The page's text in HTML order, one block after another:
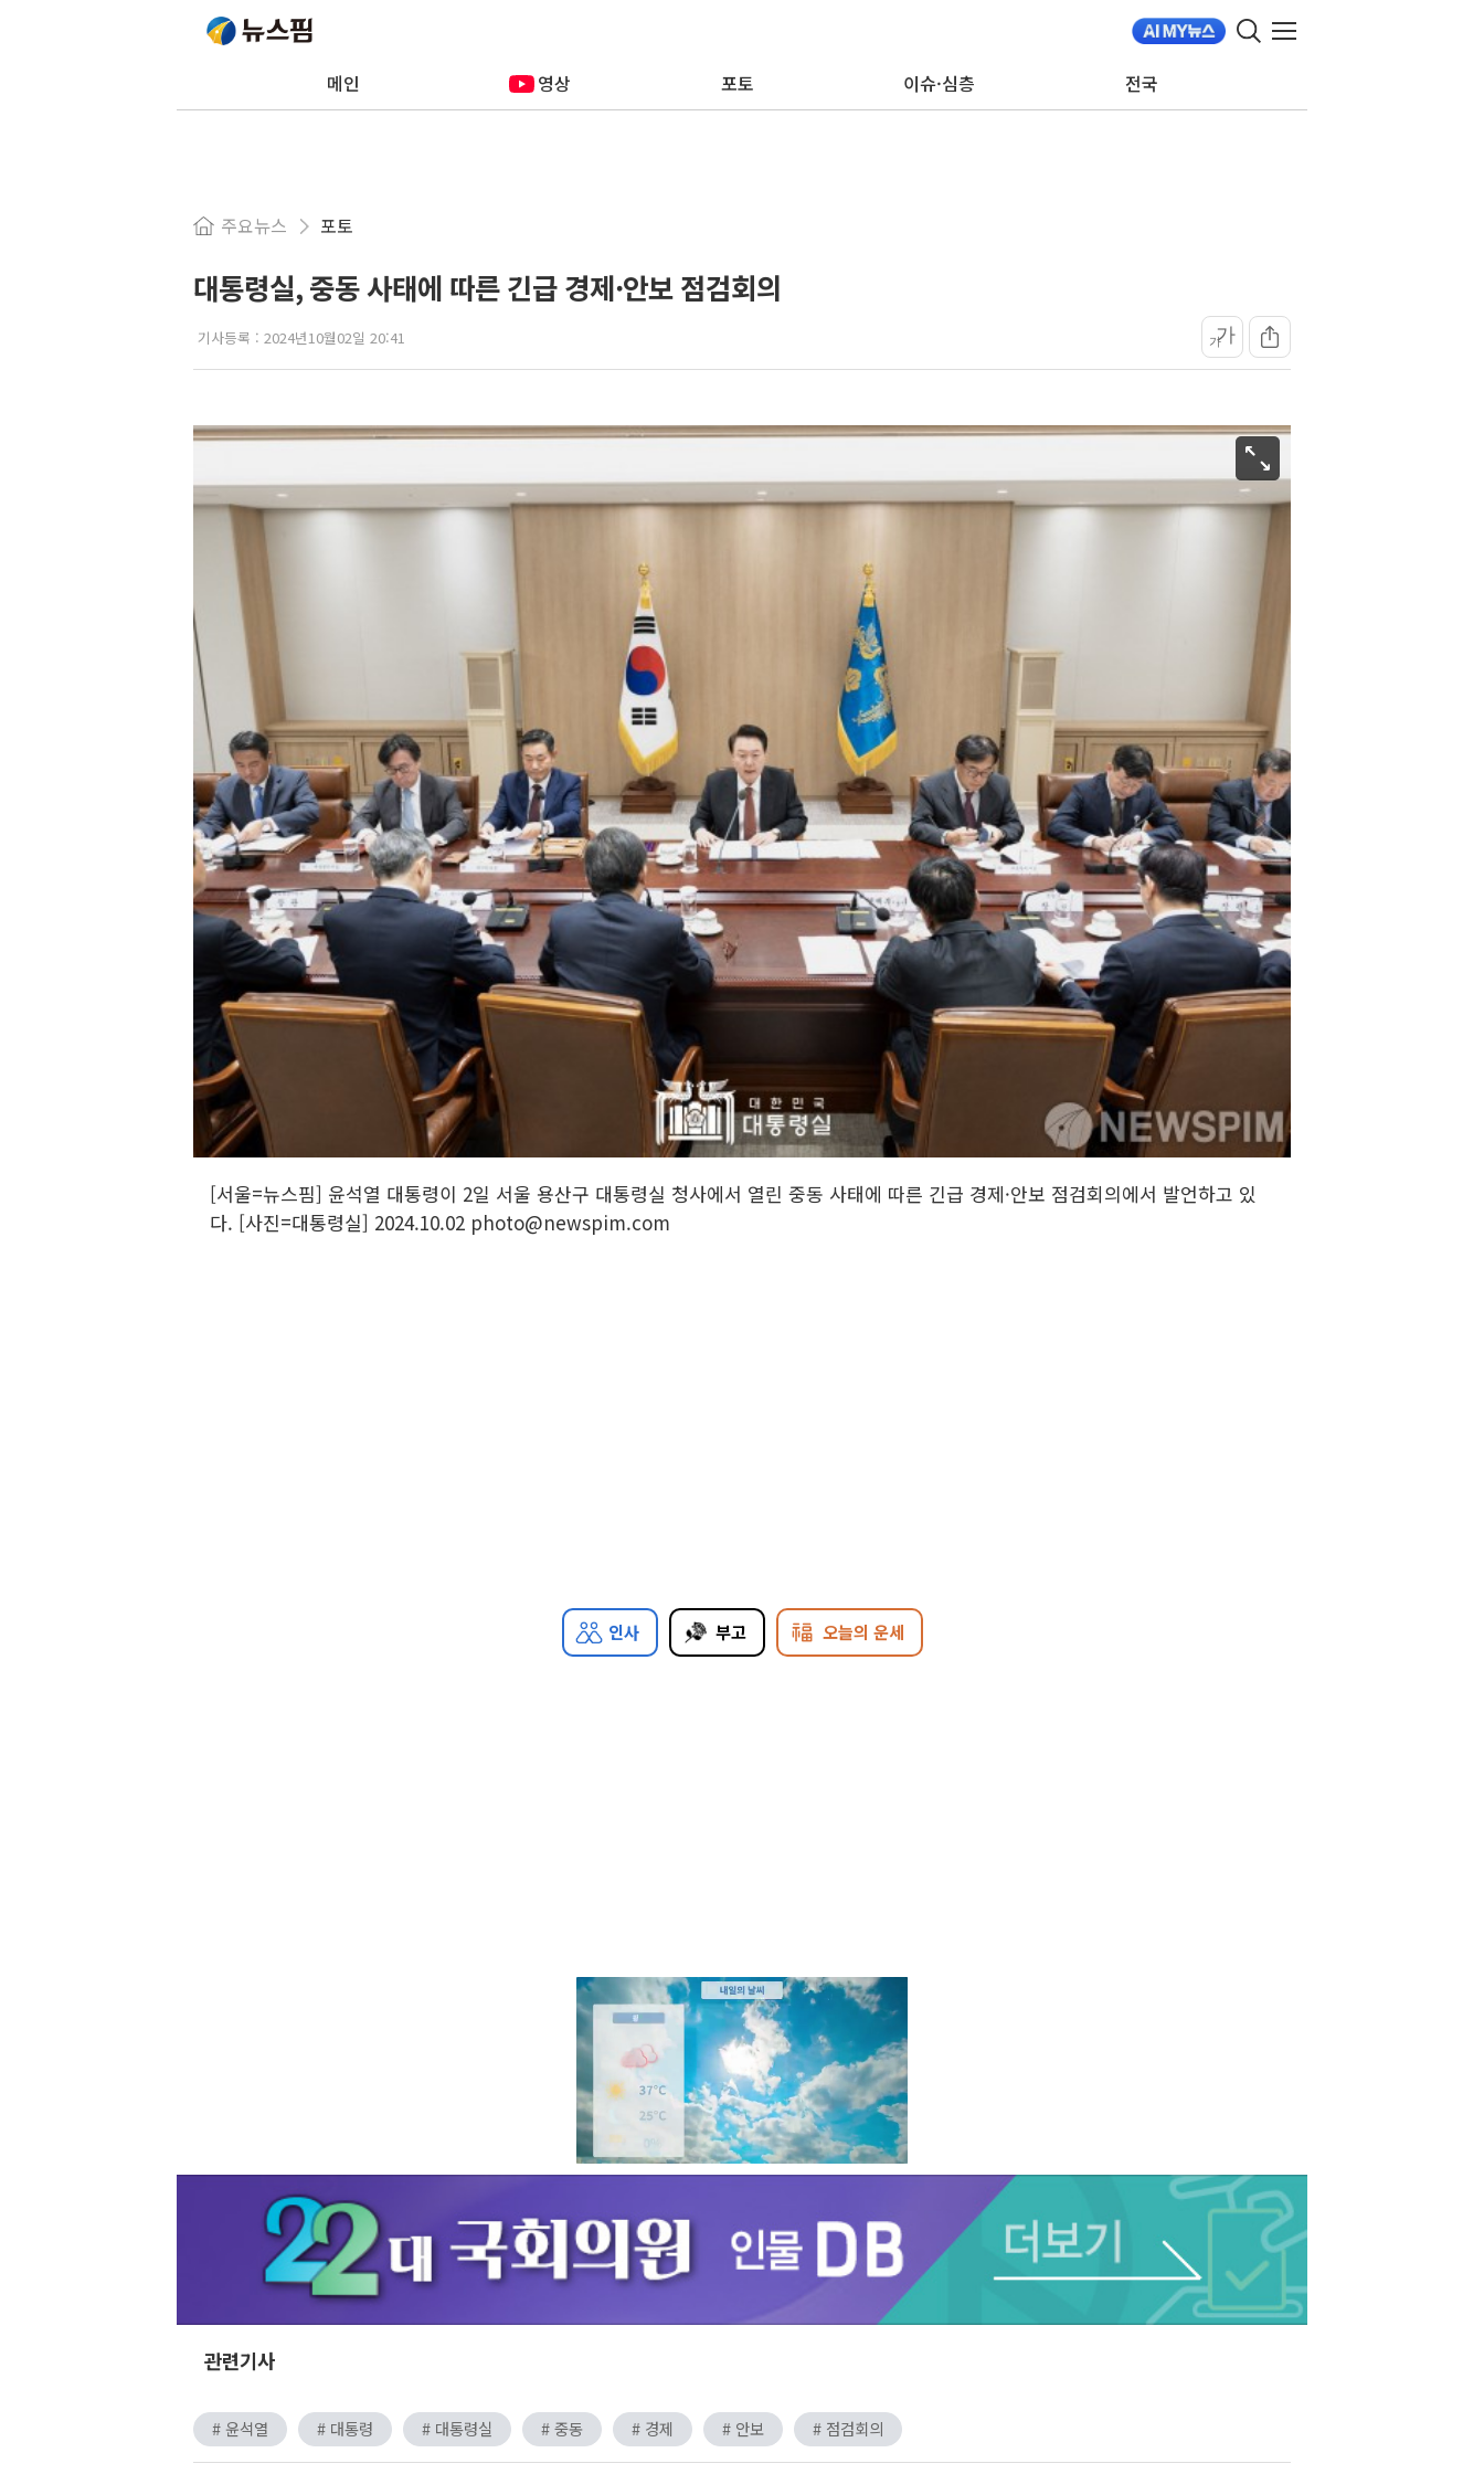
메인 영상 포토 이슈·심층 전국
주요뉴스 포토
대통령실, 중동 사태에 따른 긴급 경제·안보 점검회의
기사등록 : 2024년10월02일 20:41 가가
[서울=뉴스핌] 윤석열 대통령이 2일 서울 용산구 대통령실 청사에서 열린 중동 사태에 따른 긴급 경제·안보 점검회의에서 발언하고 있
다. [사진=대통령실] 2024.10.02 photo@newspim.com
인사 부고 오늘의 운세
Unmute
관련기사
# 윤석열 # 대통령 # 대통령실 # 중동 # 경제 # 안보 # 점검회의